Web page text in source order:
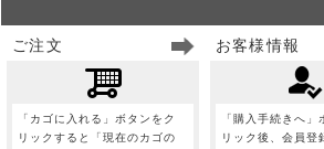
ご注文
「カゴに入れる」ボタンをク
リックすると「現在のカゴの
お客様情報
「購入手続きへ」
リック後、会員登